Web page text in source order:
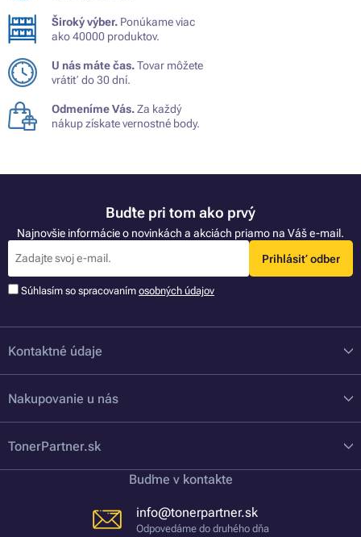
Široký výber. Ponúkame viac
ako 40000 produktov.
U nás máte čas.Tovar môžete
vrátiť do 30 dní.
Odmeníme Vás.Za každý
nákup získate vernostné body.
Buďte pri tom ako prvý
Najnovšie informácie o novinkách a akciách priamo na Váš e-mail.
Prihlásiť odber
Súhlasím so spracovaním osobných údajov
Kontaktné údaje
Nakupovanie u nás
TonerPartner.sk
Buďme v kontakte
info@tonerpartner.sk
Odpovedáme do druhého dňa